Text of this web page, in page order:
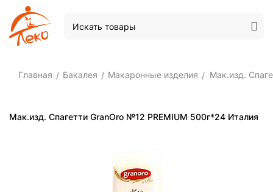
Главная / Бакалея / Макаронные изделия / Мак.изд.
Мак.изд. Спагетти GranOro №12 PREMIUM 500г*24 Италия